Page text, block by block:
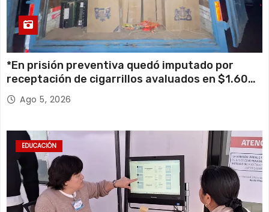
*En prisión preventiva quedó imputado por
receptación de cigarrillos avaluados en $1.600
millones*
Ago 5, 2026
EDUCACIÓN